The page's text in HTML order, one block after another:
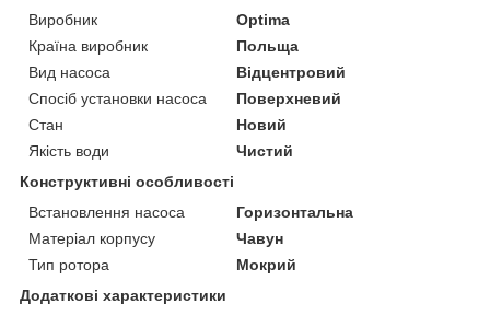
Виробник
Optima
Країна виробник
Польща
Вид насоса
Відцентровий
Спосіб установки насоса
Поверхневий
Стан
Новий
Якість води
Чистий
Конструктивні особливості
Встановлення насоса
Горизонтальна
Матеріал корпусу
Чавун
Тип ротора
Мокрий
Додаткові характеристики